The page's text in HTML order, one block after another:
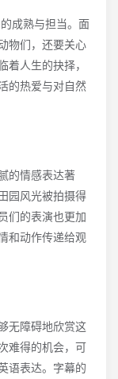
成熟与担当。面
物们，还要关心
人生的抉择，
的热爱与对自然
的情感表达著
园风光被拍摄得
们的表演也更加
和动作传递给观
无障碍地欣赏这
难得的机会，可
语表达。字幕的